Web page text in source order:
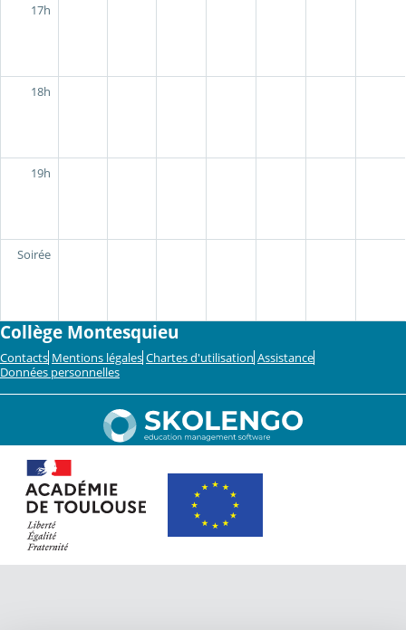
17h
18h
19h
Soirée
Collège Montesquieu
Contacts Mentions légales Chartes d'utilisation Assistance
Données personnelles